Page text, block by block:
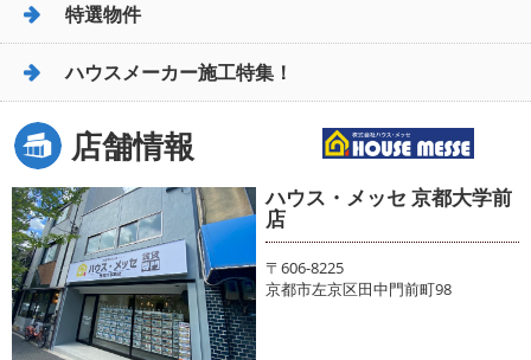
特選物件
ハウスメーカー施工特集！
店舗情報
ハウス・メッセ 京都大学前
店
〒606-8225
京都市左京区田中門前町98